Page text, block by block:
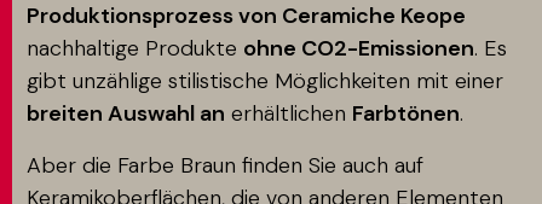
Produktionsprozess von Ceramiche Keope
nachhaltige Produkte ohne CO2-Emissionen. Es
gibt unzählige stilistische Möglichkeiten mit einer
breiten Auswahl an erhältlichen Farbtönen.
Aber die Farbe Braun finden Sie auch auf
Keramikoberflächen, die von anderen Elementen